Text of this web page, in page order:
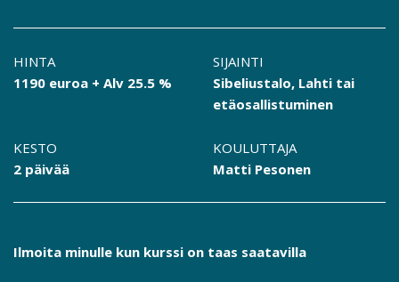
HINTA
1190 euroa + Alv 25.5 %
SIJAINTI
Sibeliustalo, Lahti tai
etäosallistuminen
KESTO
2 päivää
KOULUTTAJA
Matti Pesonen
Ilmoita minulle kun kurssi on taas saatavilla